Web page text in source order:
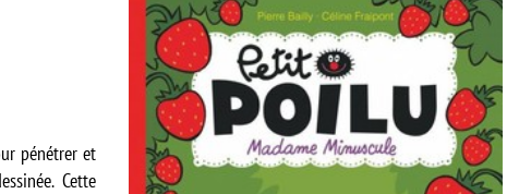
pénétrer et
Cette